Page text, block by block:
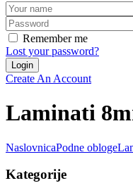
Remember me
Lost your password?
Create An Account
Laminati
NaslovnicaPodne obloge
Kategorije